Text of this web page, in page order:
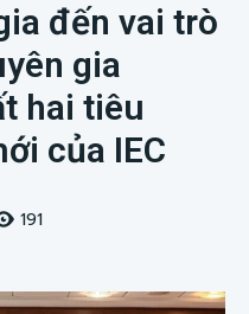
đến vai trò
gia
hai tiêu
của IEC
191